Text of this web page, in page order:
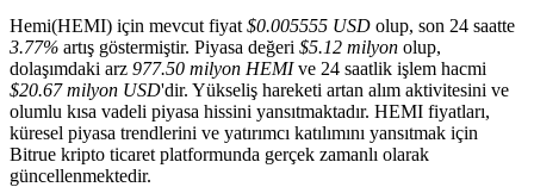
Hemi(HEMI) için mevcut fiyat $0.005555 USD olup, son 24 saatte
3.77% artış göstermiştir. Piyasa değeri $5.12 milyon olup,
dolaşımdaki arz 977.50 milyon HEMIve 24 saatlik işlem hacmi
$20.67 milyon USD'dir. Yükseliş hareketi artan alım aktivitesini ve
olumlu kısa vadeli piyasa hissini yansıtmaktadır. HEMI fiyatları,
küresel piyasa trendlerini ve yatırımcı katılımını yansıtmak için
Bitrue kripto ticaret platformunda gerçek zamanlı olarak
güncellenmektedir.